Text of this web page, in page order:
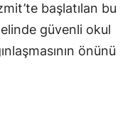
başlatılan bu
güvenli okul
önünü